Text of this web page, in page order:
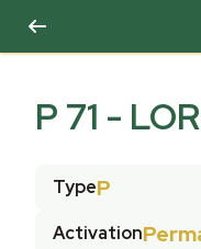
P 71 -
TypeP
Activation